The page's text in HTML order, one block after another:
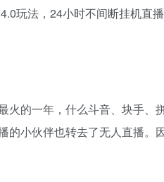
的一年，什么斗音、块手、
小伙伴也转去了无人直播。